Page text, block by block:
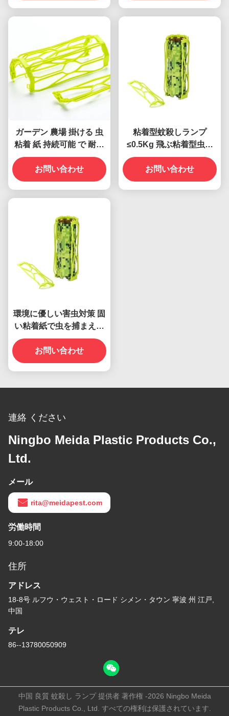
ガーデン 農場 掛ける 虫
粘着 紙 持続可能 で 耐久
的 な 蚊 駆除 剤
お問い合わせ
粘着型蚊殺しランプ
≤0.5Kg 飛ぶ粘着型虫の
罠 粘着型紙の罠
お問い合わせ
環境に優しい害虫対策 固
い粘着紙で虫を捕まえる
粘着性のある罠
お問い合わせ
連絡 ください
Ningbo Meida Plastic Products Co.,
Ltd.
メール
rita@meidapest.com
労働時間
9:00-18:00
住所
アドレス
18-8号 ルフウ・ウェスト・ロード シメン・タウン 寧波 州 江戸,
中国
テレ
86--13780050909
中国 良質 蚊殺し ランプ 提供者 著作権 -2026 Ningbo Meida
Plastic Products Co., Ltd. すべての権利は保護されています.